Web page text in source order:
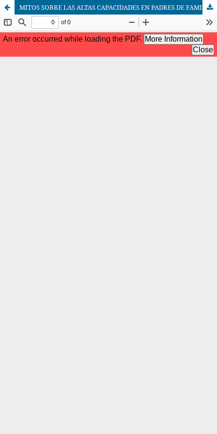
MITOS SOBRE LAS ALTAS CAPACIDADES EN PADRES DE FAMILIA, DOCENTES Y DIRECTIVOS ESCOLARES